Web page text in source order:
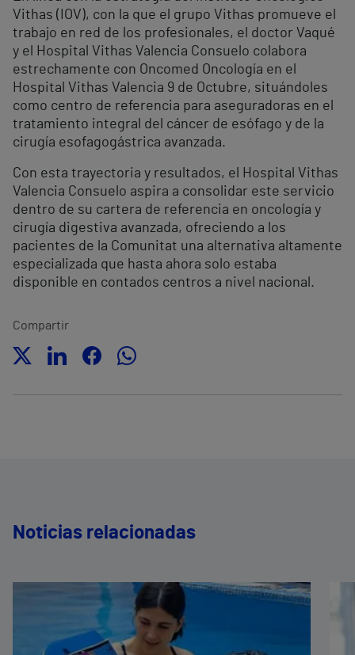
Vithas (IOV), con la que el grupo Vithas promueve el
trabajo en red de los profesionales, el doctor Vaqué
y el Hospital Vithas Valencia Consuelo colabora
estrechamente con Oncomed Oncología en el
Hospital Vithas Valencia 9 de Octubre, situándoles
como centro de referencia para aseguradoras en el
tratamiento integral del cáncer de esófago y de la
cirugía esofagogástrica avanzada.
Con esta trayectoria y resultados, el Hospital Vithas
Valencia Consuelo aspira a consolidar este servicio
dentro de su cartera de referencia en oncología y
cirugía digestiva avanzada, ofreciendo a los
pacientes de la Comunitat una alternativa altamente
especializada que hasta ahora solo estaba
disponible en contados centros a nivel nacional.
Compartir
Noticias relacionadas